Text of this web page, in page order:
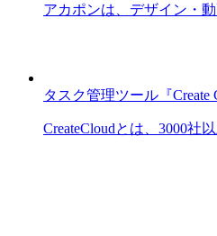
アカポンは、デザイン・
タスク管理ツール『Create
CreateCloudとは、3000社